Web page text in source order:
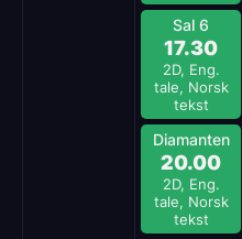
Sal 6
17.30
2D, Eng.
tale, Norsk
tekst
Diamanten
20.00
2D, Eng.
tale, Norsk
tekst